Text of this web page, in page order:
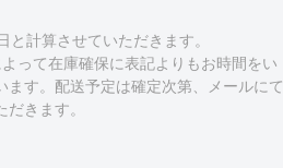
と計算させていただきます。
って在庫確保に表記よりもお時間をい
ます。配送予定は確定次第、メールにて
きます。